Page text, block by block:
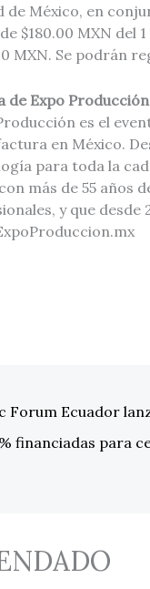
de México, en
$180.00 MXN del
MXN. Se podrán
de Expo Producción
es el
en México.
para toda la
más de 55 años
y que desde
Forum Ecuador
financiadas para